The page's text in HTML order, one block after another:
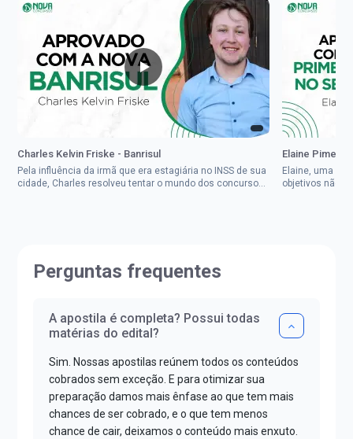
Charles Kelvin Friske - Banrisul
Pela influência da irmã que era estagiária no INSS de sua
cidade, Charles resolveu tentar o mundo dos concursos
Elaine
Elaine, uma
objetivos não
Perguntas frequentes
A apostila é completa? Possui todas
matérias do edital?
Sim. Nossas apostilas reúnem todos os conteúdos
cobrados sem exceção. E para otimizar sua
preparação damos mais ênfase ao que tem mais
chances de ser cobrado, e o que tem menos
chance de cair, deixamos o conteúdo mais enxuto.